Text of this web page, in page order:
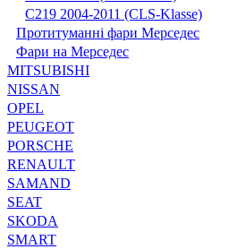
С219 2004-2011 (CLS-Klasse)
Протитуманні фари Мерседес
Фари на Мерседес
MITSUBISHI
NISSAN
OPEL
PEUGEOT
PORSCHE
RENAULT
SAMAND
SEAT
SKODA
SMART